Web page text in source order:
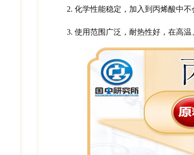
2. 化学性能稳定，加入到丙烯酸中
3. 使用范围广泛，耐热性好，在高温